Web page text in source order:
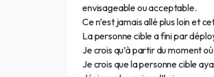
envisageable ou acceptable.
Ce n’est jamais allé plus loin et
La personne cible a fini par
Je crois qu’à partir du moment
Je crois que la personne cible